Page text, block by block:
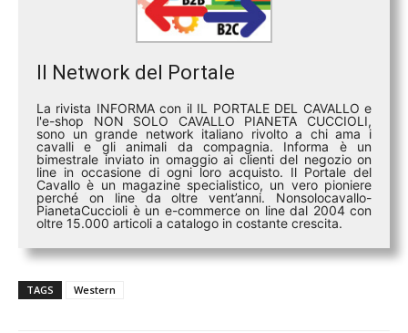
Il Network del Portale
La rivista INFORMA con il IL PORTALE DEL CAVALLO e
l'e-shop NON SOLO CAVALLO PIANETA CUCCIOLI,
sono un grande network italiano rivolto a chi ama i
cavalli e gli animali da compagnia. Informa è un
bimestrale inviato in omaggio ai clienti del negozio on
line in occasione di ogni loro acquisto. Il Portale del
Cavallo è un magazine specialistico, un vero pioniere
perché on line da oltre vent’anni. Nonsolocavallo-
PianetaCuccioli è un e-commerce on line dal 2004 con
oltre 15.000 articoli a catalogo in costante crescita.
TAGS Western